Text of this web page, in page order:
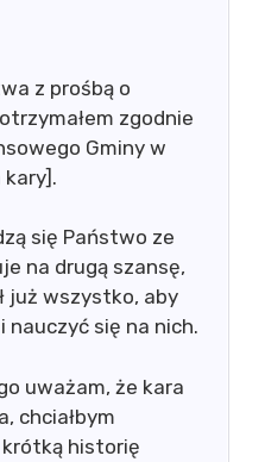
z prośbą o
zgodnie
Gminy w
się Państwo ze
na drugą szansę,
już wszystko, aby
nauczyć się na nich.
uważam, że kara
chciałbym
historię